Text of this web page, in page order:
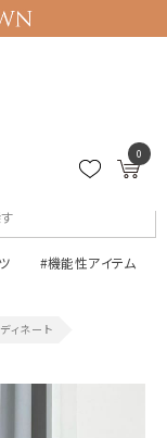
0
ン マイページ
#機能性アイテム
ィネート